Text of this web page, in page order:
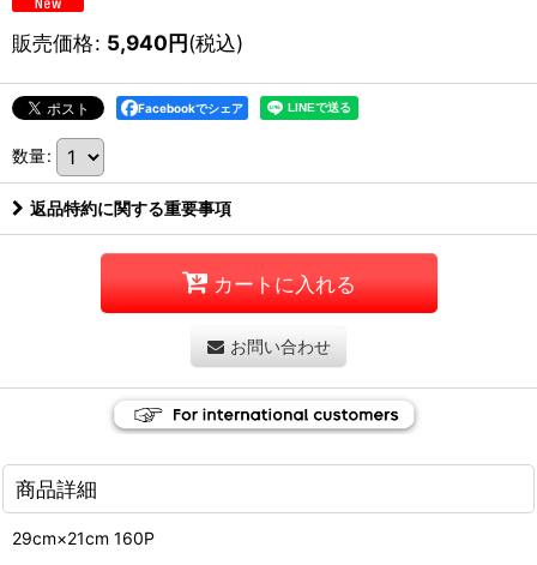
販売価格: 5,940円(税込)
Facebookでシェア
数量:
返品特約に関する重要事項
カートに入れる
お問い合わせ
商品詳細
29cm×21cm 160P